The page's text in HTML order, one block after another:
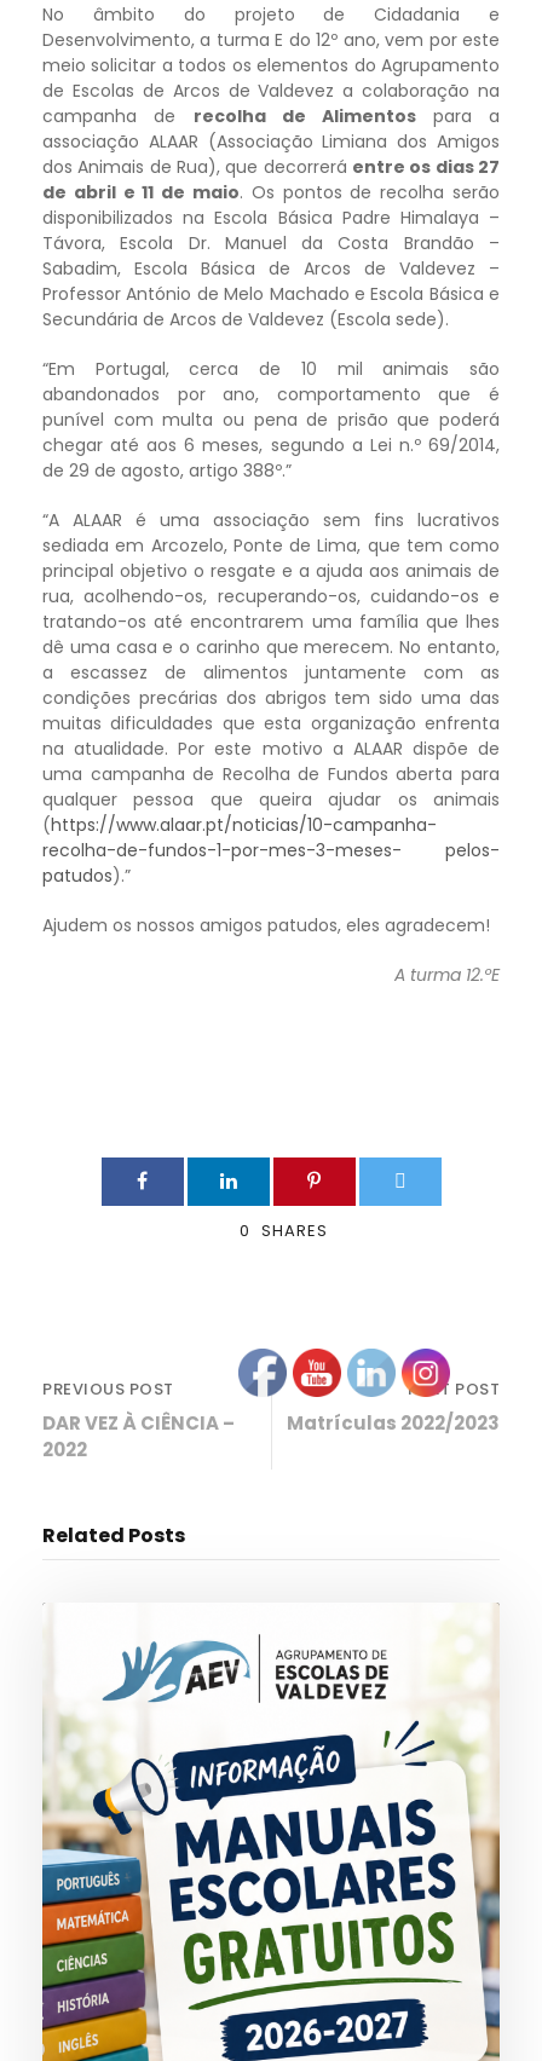
No âmbito do projeto de Cidadania e
Desenvolvimento, a turma E do 12º ano, vem por este
meio solicitar a todos os elementos do Agrupamento
de Escolas de Arcos de Valdevez a colaboração na
campanha de recolha de Alimentos para a
associação ALAAR (Associação Limiana dos Amigos
dos Animais de Rua), que decorrerá entre os dias 27
de abril e 11 de maio. Os pontos de recolha serão
disponibilizados na Escola Básica Padre Himalaya –
Távora, Escola Dr. Manuel da Costa Brandão –
Sabadim, Escola Básica de Arcos de Valdevez –
Professor António de Melo Machado e Escola Básica e
Secundária de Arcos de Valdevez (Escola sede).
“Em Portugal, cerca de 10 mil animais são
abandonados por ano, comportamento que é
punível com multa ou pena de prisão que poderá
chegar até aos 6 meses, segundo a Lei n.º 69/2014,
de 29 de agosto, artigo 388º.”
“A ALAAR é uma associação sem fins lucrativos
sediada em Arcozelo, Ponte de Lima, que tem como
principal objetivo o resgate e a ajuda aos animais de
rua, acolhendo-os, recuperando-os, cuidando-os e
tratando-os até encontrarem uma família que lhes
dê uma casa e o carinho que merecem. No entanto,
a escassez de alimentos juntamente com as
condições precárias dos abrigos tem sido uma das
muitas dificuldades que esta organização enfrenta
na atualidade. Por este motivo a ALAAR dispõe de
uma campanha de Recolha de Fundos aberta para
qualquer pessoa que queira ajudar os animais
(https://www.alaar.pt/noticias/10-campanha-
recolha-de-fundos-1-por-mes-3-meses-
pelos-
patudos).”
Ajudem os nossos amigos patudos, eles agradecem!
A turma 12.ºE
0 SHARES
PREVIOUS POST
DAR VEZ À CIÊNCIA –
2022
NEXT POST
Matrículas 2022/2023
Related Posts